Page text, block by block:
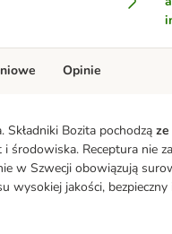
Bozita pochodzą
środowiska. Receptura nie
w Szwecji obowiązują
wysokiej jakości,
Opinie